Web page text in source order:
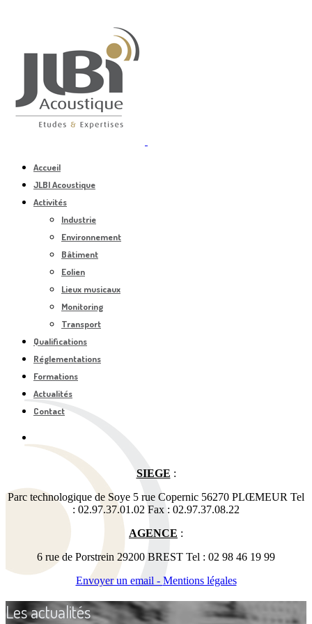
Accueil
JLBI Acoustique
Activités
Industrie
Environnement
Bâtiment
Eolien
Lieux musicaux
Monitoring
Transport
Qualifications
Réglementations
Formations
Actualités
Contact
SIEGE :
Parc technologique de Soye 5 rue Copernic 56270 PLŒMEUR Tel
: 02.97.37.01.02 Fax : 02.97.37.08.22
AGENCE :
6 rue de Porstrein 29200 BREST Tel : 02 98 46 19 99
Envoyer un email - Mentions légales
Les actualités